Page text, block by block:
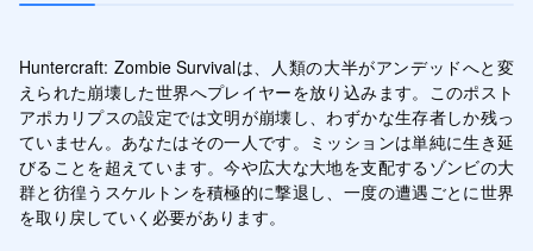
Huntercraft: Zombie Survivalは、人類の大半がアンデッドへと変
えられた崩壊した世界へプレイヤーを放り込みます。このポスト
アポカリプスの設定では文明が崩壊し、わずかな生存者しか残っ
ていません。あなたはその一人です。ミッションは単純に生き延
びることを超えています。今や広大な大地を支配するゾンビの大
群と彷徨うスケルトンを積極的に撃退し、一度の遭遇ごとに世界
を取り戻していく必要があります。